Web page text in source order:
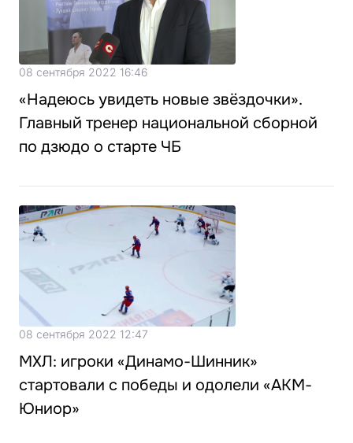
08 сентября 2022 16:46
«Надеюсь увидеть новые звёздочки».
Главный тренер национальной сборной
по дзюдо о старте ЧБ
08 сентября 2022 12:47
МХЛ: игроки «Динамо-Шинник»
стартовали с победы и одолели «АКМ-
Юниор»